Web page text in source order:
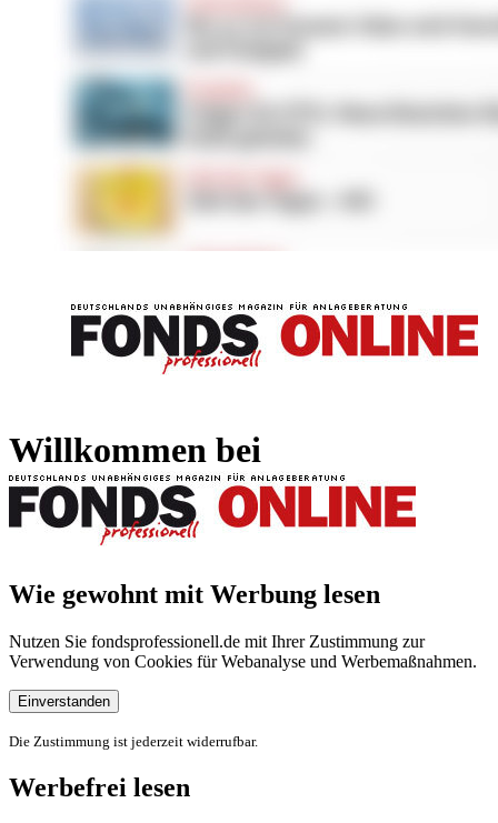
Willkommen bei
Wie gewohnt mit Werbung lesen
Nutzen Sie fondsprofessionell.de mit Ihrer Zustimmung zur
Verwendung von Cookies für Webanalyse und Werbemaßnahmen.
Einverstanden
Die Zustimmung ist jederzeit widerrufbar.
Werbefrei lesen